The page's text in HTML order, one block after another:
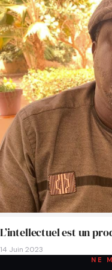
L’intellectuel est un
14 Juin 2023
NE